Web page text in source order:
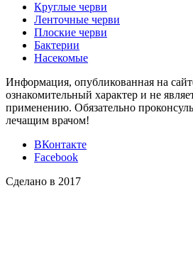
Круглые черви
Ленточные черви
Плоские черви
Бактерии
Насекомые
Информация, опубликованная на
ознакомительный характер и не
применению. Обязательно
лечащим врачом!
ВКонтакте
Facebook
Сделано в 2017